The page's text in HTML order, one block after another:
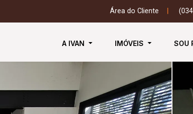
Área do Cliente
A IVAN IMÓVEIS SOU